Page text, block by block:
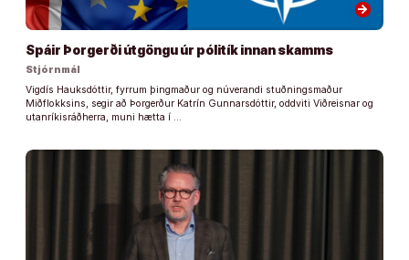
arrow_forward
Spáir Þorgerði útgöngu úr pólitík innan skamms
Stjórnmál
Vigdís Hauksdóttir, fyrrum þingmaður og núverandi stuðningsmaður
Miðflokksins, segir að Þorgerður Katrín Gunnarsdóttir, oddviti Viðreisnar og
utanríkisráðherra, muni hætta í …